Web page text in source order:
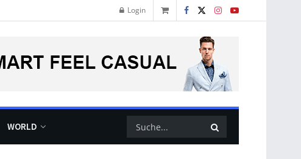
Login
WORLD